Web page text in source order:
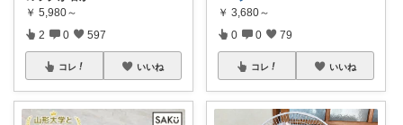
￥ 5,980～
2 0 597
コレ いいね
￥ 3,680～
0 0 79
コレ いいね